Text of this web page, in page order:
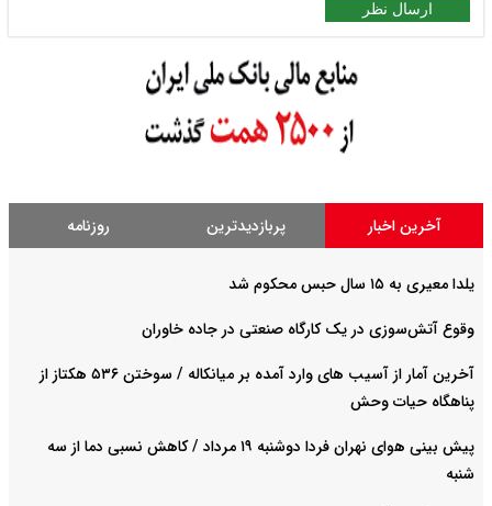
ارسال نظر
آخرین اخبار پربازدیدترین روزنامه
یلدا معیری به ۱۵ سال حبس محکوم شد
وقوع آتش‌سوزی در یک کارگاه صنعتی در جاده خاوران
آخرین آمار از آسیب های وارد آمده بر میانکاله / سوختن ۵۳۶ هکتاز از
پناهگاه حیات وحش
پیش بینی هوای نهران فردا دوشنبه ۱۹ مرداد / کاهش نسبی دما از سه
شنبه